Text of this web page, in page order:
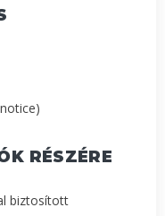
RÉSZÉRE
biztosított